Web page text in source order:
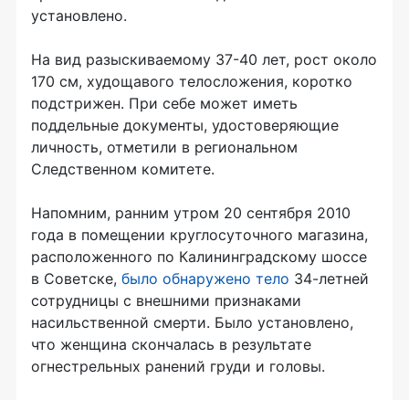
установлено.
На вид разыскиваемому 37-40 лет, рост около
170 см, худощавого телосложения, коротко
подстрижен. При себе может иметь
поддельные документы, удостоверяющие
личность, отметили в региональном
Следственном комитете.
Напомним, ранним утром 20 сентября 2010
года в помещении круглосуточного магазина,
расположенного по Калининградскому шоссе
в Советске, было обнаружено тело 34-летней
сотрудницы с внешними признаками
насильственной смерти. Было установлено,
что женщина скончалась в результате
огнестрельных ранений груди и головы.